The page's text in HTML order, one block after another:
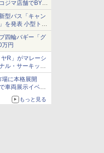
ジマ店舗でBYD
型バス「キャン
を発表 小型トラ
けバス
四輪バギー「グ
万円
R」がマレーシ
ル・サーキット
に本格展開
車両展示イベン
もっと見る